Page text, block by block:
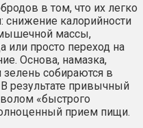
в том, что их легко
снижение калорийности
массы,
или просто переход на
Основа, намазка,
собираются в
результате привычный
«быстрого
прием пищи.